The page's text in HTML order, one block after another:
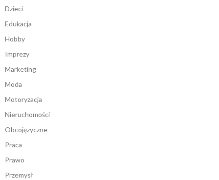
Dzieci
Edukacja
Hobby
Imprezy
Marketing
Moda
Motoryzacja
Nieruchomości
Obcojęzyczne
Praca
Prawo
Przemysł